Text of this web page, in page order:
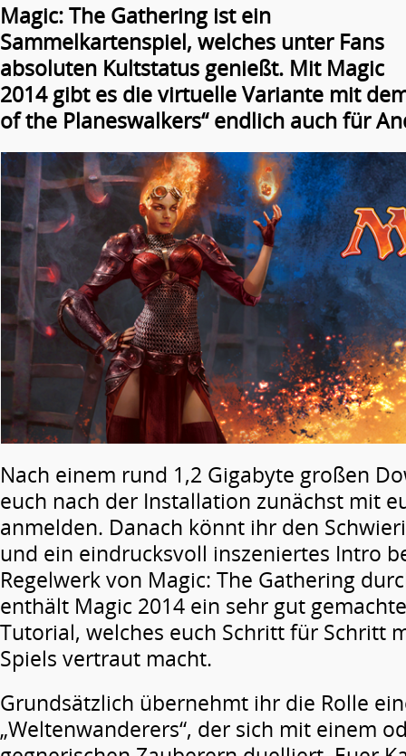
Magic: The Gathering ist ein
Sammelkartenspiel, welches unter Fans
absoluten Kultstatus genießt. Mit Magic
2014 gibt es die virtuelle Variante mit
of the Planeswalkers“ endlich auch für
Nach einem rund 1,2 Gigabyte großen
euch nach der Installation zunächst mit
anmelden. Danach könnt ihr den
und ein eindrucksvoll inszeniertes Intro
Regelwerk von Magic: The Gathering
enthält Magic 2014 ein sehr gut
Tutorial, welches euch Schritt für Schritt
Spiels vertraut macht.
Grundsätzlich übernehmt ihr die Rolle
„Weltenwanderers“, der sich mit einem